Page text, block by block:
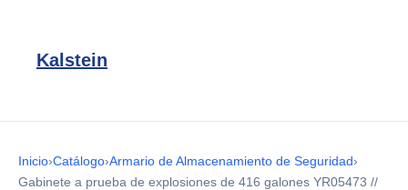
Kalstein
Inicio›Catálogo›Armario de Almacenamiento de Seguridad›
Gabinete a prueba de explosiones de 416 galones YR05473 //